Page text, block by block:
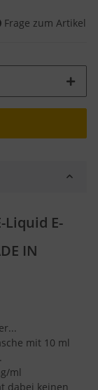
Frage zum Artikel
Liquid E-
IN
mit 10 ml
ml
dabei keinen